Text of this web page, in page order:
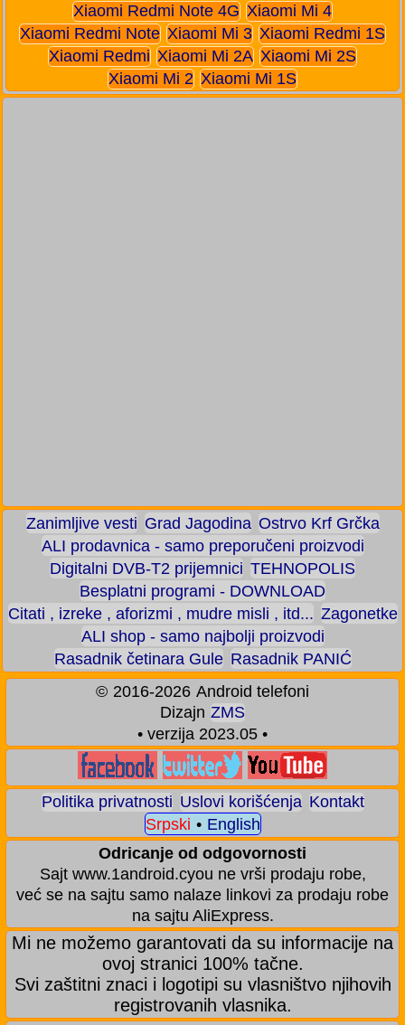
Xiaomi Redmi Note 4G Xiaomi Mi 4
Xiaomi Redmi Note Xiaomi Mi 3 Xiaomi Redmi 1S
Xiaomi Redmi Xiaomi Mi 2A Xiaomi Mi 2S
Xiaomi Mi 2 Xiaomi Mi 1S
Zanimljive vesti Grad Jagodina Ostrvo Krf Grčka
ALI prodavnica - samo preporučeni proizvodi
Digitalni DVB-T2 prijemnici TEHNOPOLIS
Besplatni programi - DOWNLOAD
Citati , izreke , aforizmi , mudre misli , itd... Zagonetke
ALI shop - samo najbolji proizvodi
Rasadnik četinara Gule Rasadnik PANIĆ
© 2016-2026 Android telefoni
Dizajn ZMS
• verzija 2023.05 •
Politika privatnosti Uslovi korišćenja Kontakt
Srpski • English
Odricanje od odgovornosti
Sajt www.1android.cyou ne vrši prodaju robe,
već se na sajtu samo nalaze linkovi za prodaju robe
na sajtu AliExpress.
Mi ne možemo garantovati da su informacije na
ovoj stranici 100% tačne.
Svi zaštitni znaci i logotipi su vlasništvo njihovih
registrovanih vlasnika.